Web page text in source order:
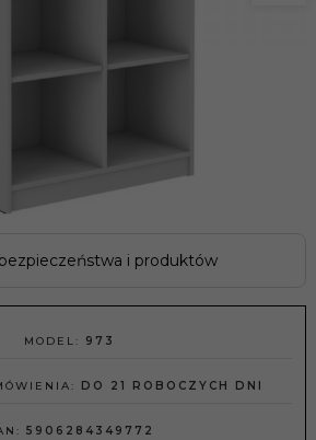
i produktów
MODEL: 973
DO 21 ROBOCZYCH DNI
5906284349772